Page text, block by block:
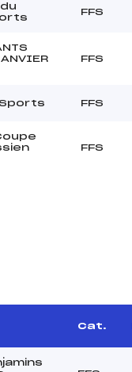
FFS
FFS
Sports FFS
FFS
Cat.